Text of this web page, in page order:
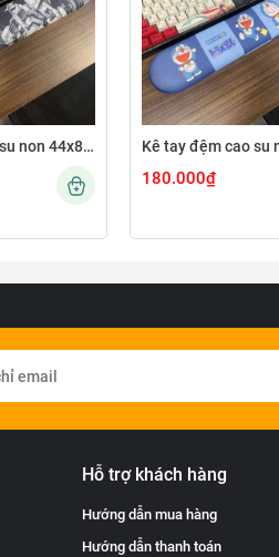
Kê tay đệm cao su non 44x8 KETAY-GUNDAM26-44X8
180.000₫
Hỗ trợ khách hàng
Hướng dẫn mua hàng
Hướng dẫn thanh toán